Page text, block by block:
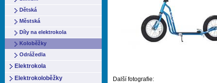
Dětská
Městská
Díly na elektrokola
Koloběžky
Odrážedla
Elektrokola
Elektrokoloběžky
Další fotografie: